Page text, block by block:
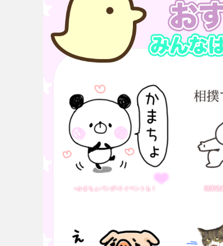
○かまちょパンダ○3 イベントも！ 現実逃